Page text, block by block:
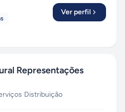
Ver perfil
Representações
·Distribuição